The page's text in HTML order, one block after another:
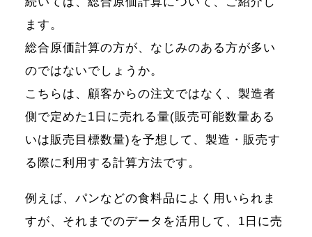
ます。
総合原価計算の方が、なじみのある方が多い
のではないでしょうか。
こちらは、顧客からの注文ではなく、製造者
側で定めた1日に売れる量(販売可能数量ある
いは販売目標数量)を予想して、製造・販売す
る際に利用する計算方法です。
例えば、パンなどの食料品によく用いられま
すが、それまでのデータを活用して、1日に売